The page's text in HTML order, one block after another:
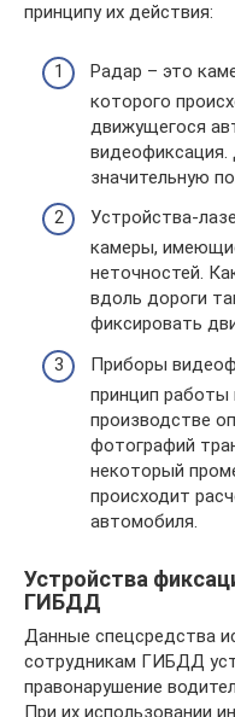
принципу их действия:
Радар – это
которого
движущегося
значительную
Устройства-
камеры,
неточностей.
вдоль дороги
фиксировать
Приборы
принцип
производстве
фотографий
некоторый
происходит
автомобиля.
Устройства
ГИБДД
Данные спецсредства
сотрудникам ГИБДД
правонарушение
При их использовании